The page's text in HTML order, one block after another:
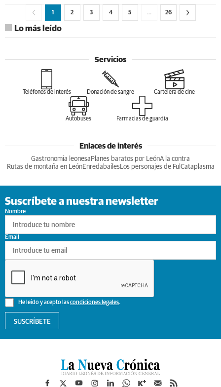
1 2 3 4 5 … 26
Lo más leído
Servicios
Teléfonos de interés Donación de sangre Cartelera de cine
Autobuses Farmacias de guardia
Enlaces de interés
Gastronomia leonesa Planes baratos por LeónA la contra
Rutas de montaña en LeónEnredabailesLos personajes de Ful Cataplasma
Suscríbete a nuestra newsletter
Nombre
He leído y acepto lascondiciones legales.
Email
SUSCRÍBETE